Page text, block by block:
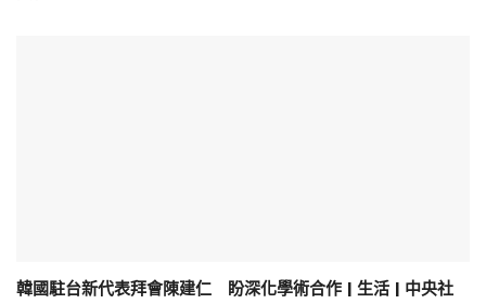
韓國駐台新代表拜會陳建仁 盼深化學術合作 | 生活 | 中央社